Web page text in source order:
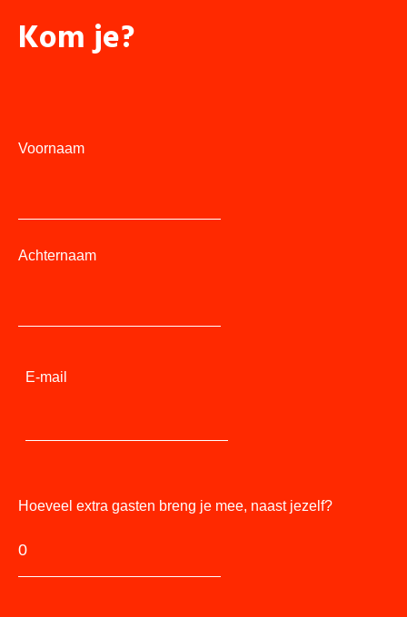
Kom je?
Voornaam
Achternaam
E-mail
Hoeveel extra gasten breng je mee, naast jezelf?